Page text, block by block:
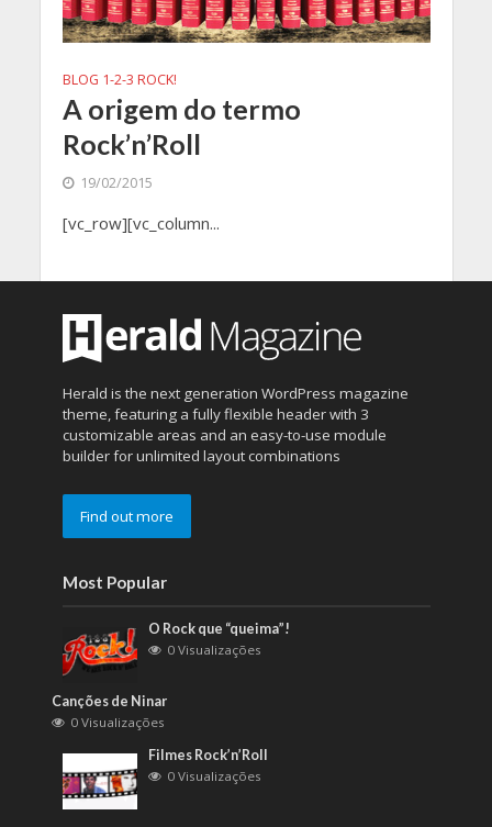
BLOG 1-2-3 ROCK!
A origem do termo
Rock’n’Roll
19/02/2015
[vc_row][vc_column...
Herald is the next generation WordPress magazine
theme, featuring a fully flexible header with 3
customizable areas and an easy-to-use module
builder for unlimited layout combinations
Find out more
Most Popular
O Rock que “queima”!
0 Visualizações
Canções de Ninar
0 Visualizações
Filmes Rock’n’Roll
0 Visualizações